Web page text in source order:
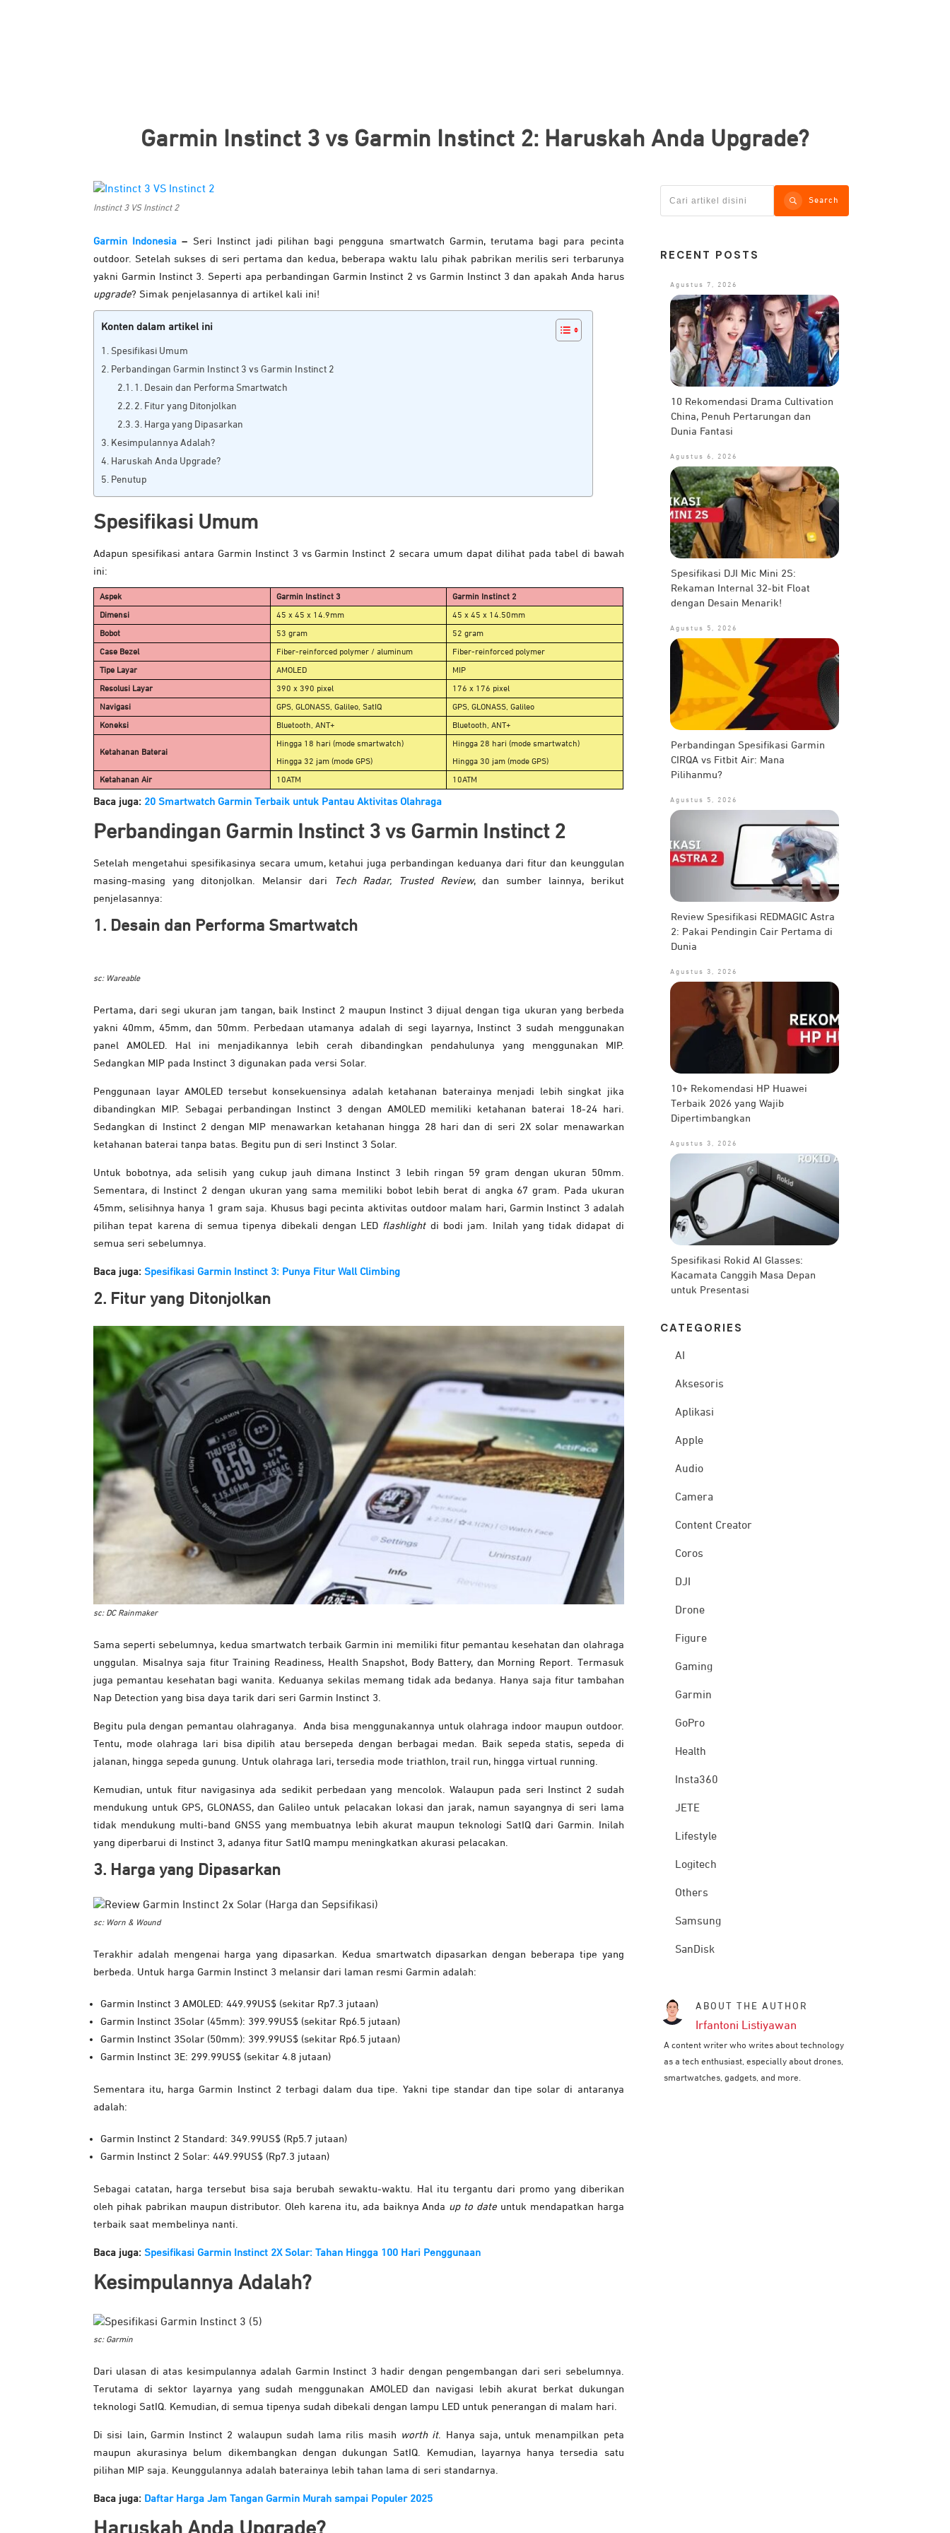
Garmin Instinct 3 vs Garmin Instinct 2: Haruskah Anda Upgrade?
Instinct 3 VS Instinct 2
Garmin Indonesia – Seri Instinct jadi pilihan bagi pengguna smartwatch Garmin, terutama bagi para pecinta
outdoor. Setelah sukses di seri pertama dan kedua, beberapa waktu lalu pihak pabrikan merilis seri terbarunya
yakni Garmin Instinct 3. Seperti apa perbandingan Garmin Instinct 2 vs Garmin Instinct 3 dan apakah Anda harus
upgrade? Simak penjelasannya di artikel kali ini!
Konten dalam artikel ini
Spesifikasi Umum
Perbandingan Garmin Instinct 3 vs Garmin Instinct 2
1. Desain dan Performa Smartwatch
2. Fitur yang Ditonjolkan
3. Harga yang Dipasarkan
Kesimpulannya Adalah?
Haruskah Anda Upgrade?
Penutup
Spesifikasi Umum
Adapun spesifikasi antara Garmin Instinct 3 vs Garmin Instinct 2 secara umum dapat dilihat pada tabel di bawah
ini:
Aspek Garmin Instinct 3 Garmin Instinct 2
Dimensi 45 x 45 x 14.9mm 45 x 45 x 14.50mm
Bobot 53 gram 52 gram
Case Bezel Fiber-reinforced polymer / aluminum Fiber-reinforced polymer
Tipe Layar AMOLED MIP
Resolusi Layar 390 x 390 pixel 176 x 176 pixel
Navigasi GPS, GLONASS, Galileo, SatIQ GPS, GLONASS, Galileo
Koneksi Bluetooth, ANT+ Bluetooth, ANT+
Ketahanan Baterai
Hingga 18 hari (mode smartwatch)
Hingga 32 jam (mode GPS)
Hingga 28 hari (mode smartwatch)
Hingga 30 jam (mode GPS)
Ketahanan Air 10ATM 10ATM
Baca juga: 20 Smartwatch Garmin Terbaik untuk Pantau Aktivitas Olahraga
Perbandingan Garmin Instinct 3 vs Garmin Instinct 2
Setelah mengetahui spesifikasinya secara umum, ketahui juga perbandingan keduanya dari fitur dan keunggulan
masing-masing yang ditonjolkan. Melansir dari
Tech Radar, Trusted Review, dan sumber lainnya, berikut
penjelasannya:
1. Desain dan Performa Smartwatch
sc: Wareable
Pertama, dari segi ukuran jam tangan, baik Instinct 2 maupun Instinct 3 dijual dengan tiga ukuran yang berbeda
yakni 40mm, 45mm, dan 50mm. Perbedaan utamanya adalah di segi layarnya, Instinct 3 sudah menggunakan
panel AMOLED. Hal ini menjadikannya lebih cerah dibandingkan pendahulunya yang menggunakan MIP.
Sedangkan MIP pada Instinct 3 digunakan pada versi Solar.
Penggunaan layar AMOLED tersebut konsekuensinya adalah ketahanan baterainya menjadi lebih singkat jika
dibandingkan MIP. Sebagai perbandingan Instinct 3 dengan AMOLED memiliki ketahanan baterai 18-24 hari.
Sedangkan di Instinct 2 dengan MIP menawarkan ketahanan hingga 28 hari dan di seri 2X solar menawarkan
ketahanan baterai tanpa batas. Begitu pun di seri Instinct 3 Solar.
Untuk bobotnya, ada selisih yang cukup jauh dimana Instinct 3 lebih ringan 59 gram dengan ukuran 50mm.
Sementara, di Instinct 2 dengan ukuran yang sama memiliki bobot lebih berat di angka 67 gram. Pada ukuran
45mm, selisihnya hanya 1 gram saja. Khusus bagi pecinta aktivitas outdoor malam hari, Garmin Instinct 3 adalah
pilihan tepat karena di semua tipenya dibekali dengan LED flashlightdi bodi jam. Inilah yang tidak didapat di
semua seri sebelumnya.
Baca juga: Spesifikasi Garmin Instinct 3: Punya Fitur Wall Climbing
2. Fitur yang Ditonjolkan
sc: DC Rainmaker
Sama seperti sebelumnya, kedua smartwatch terbaik Garmin ini memiliki fitur pemantau kesehatan dan olahraga
unggulan. Misalnya saja fitur Training Readiness, Health Snapshot, Body Battery, dan Morning Report. Termasuk
juga pemantau kesehatan bagi wanita. Keduanya sekilas memang tidak ada bedanya. Hanya saja fitur tambahan
Nap Detection yang bisa daya tarik dari seri Garmin Instinct 3.
Begitu pula dengan pemantau olahraganya. Anda bisa menggunakannya untuk olahraga indoor maupun outdoor.
Tentu, mode olahraga lari bisa dipilih atau bersepeda dengan berbagai medan. Baik sepeda statis, sepeda di
jalanan, hingga sepeda gunung. Untuk olahraga lari, tersedia mode triathlon, trail run, hingga virtual running.
Kemudian, untuk fitur navigasinya ada sedikit perbedaan yang mencolok. Walaupun pada seri Instinct 2 sudah
mendukung untuk GPS, GLONASS, dan Galileo untuk pelacakan lokasi dan jarak, namun sayangnya di seri lama
tidak mendukung multi-band GNSS yang membuatnya lebih akurat maupun teknologi SatIQ dari Garmin. Inilah
yang diperbarui di Instinct 3, adanya fitur SatIQ mampu meningkatkan akurasi pelacakan.
3. Harga yang Dipasarkan
sc: Worn & Wound
Terakhir adalah mengenai harga yang dipasarkan. Kedua smartwatch dipasarkan dengan beberapa tipe yang
berbeda. Untuk harga Garmin Instinct 3 melansir dari laman resmi Garmin adalah:
Garmin Instinct 3 AMOLED: 449.99US$ (sekitar Rp7.3 jutaan)
Garmin Instinct 3Solar (45mm): 399.99US$ (sekitar Rp6.5 jutaan)
Garmin Instinct 3Solar (50mm): 399.99US$ (sekitar Rp6.5 jutaan)
Garmin Instinct 3E: 299.99US$ (sekitar 4.8 jutaan)
Sementara itu, harga Garmin Instinct 2 terbagi dalam dua tipe. Yakni tipe standar dan tipe solar di antaranya
adalah:
Garmin Instinct 2 Standard: 349.99US$ (Rp5.7 jutaan)
Garmin Instinct 2 Solar: 449.99US$ (Rp7.3 jutaan)
Sebagai catatan, harga tersebut bisa saja berubah sewaktu-waktu. Hal itu tergantu dari promo yang diberikan
oleh pihak pabrikan maupun distributor. Oleh karena itu, ada baiknya Anda up to date untuk mendapatkan harga
terbaik saat membelinya nanti.
Baca juga: Spesifikasi Garmin Instinct 2X Solar: Tahan Hingga 100 Hari Penggunaan
Kesimpulannya Adalah?
sc: Garmin
Dari ulasan di atas kesimpulannya adalah Garmin Instinct 3 hadir dengan pengembangan dari seri sebelumnya.
Terutama di sektor layarnya yang sudah menggunakan AMOLED dan navigasi lebih akurat berkat dukungan
teknologi SatIQ. Kemudian, di semua tipenya sudah dibekali dengan lampu LED untuk penerangan di malam hari.
Di sisi lain, Garmin Instinct 2 walaupun sudah lama rilis masih worth it. Hanya saja, untuk menampilkan peta
maupun akurasinya belum dikembangkan dengan dukungan SatIQ. Kemudian, layarnya hanya tersedia satu
pilihan MIP saja. Keunggulannya adalah baterainya lebih tahan lama di seri standarnya.
Baca juga: Daftar Harga Jam Tangan Garmin Murah sampai Populer 2025
Search
RECENT POSTS
Agustus 7, 2026
10 Rekomendasi Drama Cultivation
China, Penuh Pertarungan dan
Dunia Fantasi
Agustus 6, 2026
Spesifikasi DJI Mic Mini 2S:
Rekaman Internal 32-bit Float
dengan Desain Menarik!
Agustus 5, 2026
Perbandingan Spesifikasi Garmin
CIRQA vs Fitbit Air: Mana
Pilihanmu?
Agustus 5, 2026
Review Spesifikasi REDMAGIC Astra
2: Pakai Pendingin Cair Pertama di
Dunia
Agustus 3, 2026
10+ Rekomendasi HP Huawei
Terbaik 2026 yang Wajib
Dipertimbangkan
Agustus 3, 2026
Spesifikasi Rokid AI Glasses:
Kacamata Canggih Masa Depan
untuk Presentasi
CATEG ORIES
AI
Aksesoris
Aplikasi
Apple
Audio
Camera
Content Creator
Coros
DJI
Drone
Figure
Gaming
Garmin
GoPro
Health
Insta360
JETE
Lifestyle
Logitech
Others
Samsung
SanDisk
ABOUT THE AUTHOR
Irfantoni Listiyawan
A content writer who writes about technology
as a tech enthusiast, especially about drones,
smartwatches, gadgets, and more.